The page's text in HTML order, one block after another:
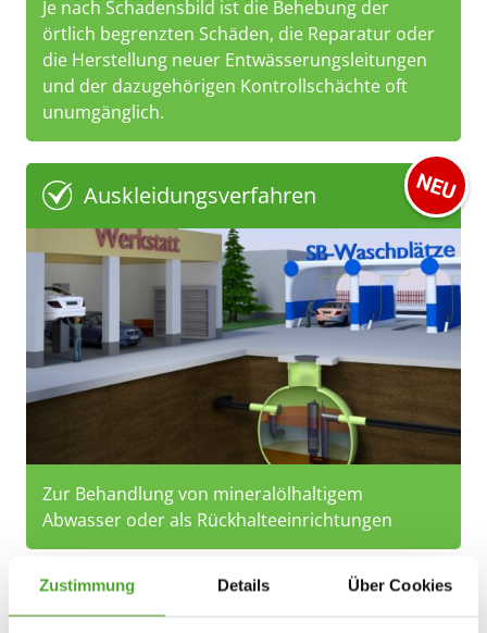
Zustimmung Details Über Cookies
Je nach Schadensbild ist die Behebung der
örtlich begrenzten Schäden, die Reparatur oder
die Herstellung neuer Entwässerungsleitungen
und der dazugehörigen Kontrollschächte oft
unumgänglich.
Auskleidungsverfahren
Zur Behandlung von mineralölhaltigem
Abwasser oder als Rückhalteeinrichtungen
Dichtheitsprüfung